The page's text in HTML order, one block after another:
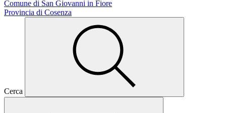
Comune di San Giovanni in Fiore
Provincia di Cosenza
Cerca